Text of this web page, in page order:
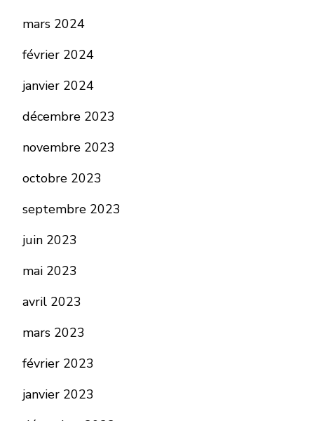
mars 2024
février 2024
janvier 2024
décembre 2023
novembre 2023
octobre 2023
septembre 2023
juin 2023
mai 2023
avril 2023
mars 2023
février 2023
janvier 2023